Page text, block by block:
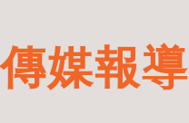
傳媒報導